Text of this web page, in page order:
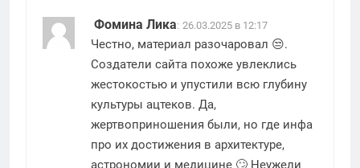
Фомина Лика: 26.03.2025 в 12:17
Честно, материал разочаровал 😒.
Создатели сайта похоже увлеклись
жестокостью и упустили всю глубину
культуры ацтеков. Да,
жертвоприношения были, но где инфа
про их достижения в архитектуре,
астрономии и медицине 🙄 Неужели